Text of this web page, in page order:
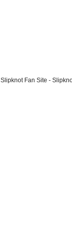
Slipknot Fan Site -